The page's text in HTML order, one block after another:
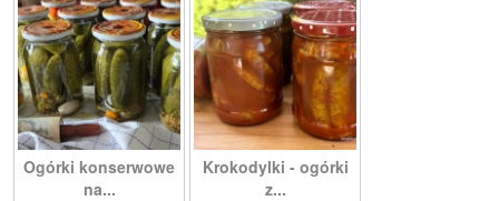
Ogórki konserwowe
na...
Krokodylki - ogórki
z...